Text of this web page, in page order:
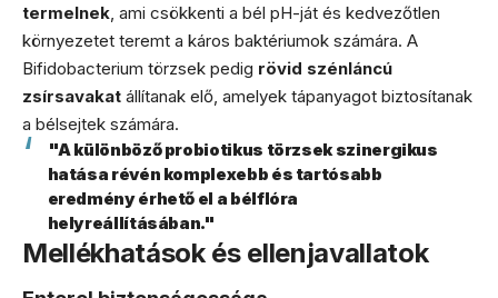
termelnek , ami csökkenti a bél pH-ját és kedvezőtlen
környezetet teremt a káros baktériumok számára. A
Bifidobacterium törzsek pedig rövid szénláncú
zsírsavakat állítanak elő, amelyek tápanyagot biztosítanak
a bélsejtek számára.
"A különböző probiotikus törzsek szinergikus
hatása révén komplexebb és tartósabb
eredmény érhető el a bélflóra
helyreállításában."
Mellékhatások és ellenjavallatok